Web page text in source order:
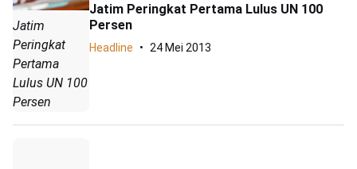
Jatim
Peringkat
Pertama
Lulus UN 100
Persen
Jatim Peringkat Pertama Lulus UN 100
Persen
Headline 24 Mei 2013